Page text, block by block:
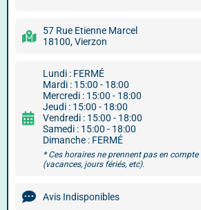
57 Rue Etienne Marcel
18100, Vierzon
Lundi : FERMÉ
Mardi : 15:00 - 18:00
Mercredi : 15:00 - 18:00
Jeudi : 15:00 - 18:00
Vendredi : 15:00 - 18:00
Samedi : 15:00 - 18:00
Dimanche : FERMÉ
* Ces horaires ne prennent pas en
(vacances, jours fériés, etc).
Avis Indisponibles